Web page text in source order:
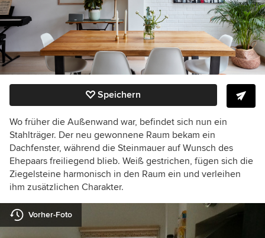
Speichern
Wo früher die Außenwand war, befindet sich nun ein
Stahlträger. Der neu gewonnene Raum bekam ein
Dachfenster, während die Steinmauer auf Wunsch des
Ehepaars freiliegend blieb. Weiß gestrichen, fügen sich die
Ziegelsteine harmonisch in den Raum ein und verleihen
ihm zusätzlichen Charakter.
Vorher-Foto